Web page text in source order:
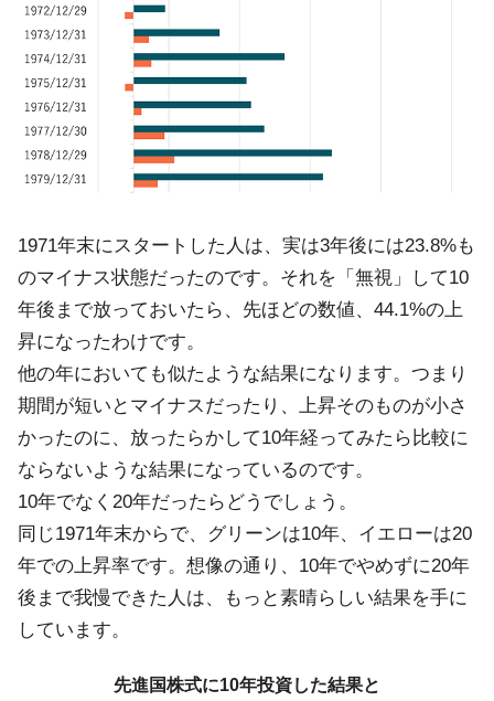
1971年末にスタートした人は、実は3年後には23.8%も
のマイナス状態だったのです。それを「無視」して10
年後まで放っておいたら、先ほどの数値、44.1%の上
昇になったわけです。
他の年においても似たような結果になります。つまり
期間が短いとマイナスだったり、上昇そのものが小さ
かったのに、放ったらかして10年経ってみたら比較に
ならないような結果になっているのです。
10年でなく20年だったらどうでしょう。
同じ1971年末からで、グリーンは10年、イエローは20
年での上昇率です。想像の通り、10年でやめずに20年
後まで我慢できた人は、もっと素晴らしい結果を手に
しています。
先進国株式に10年投資した結果と